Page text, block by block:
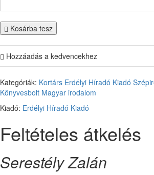
Kosárba tesz
Hozzáadás a kedvencekhez
Kategóriák: Kortárs Erdélyi Híradó Kiadó
Könyvesbolt Magyar irodalom
Kiadó: Erdélyi Híradó Kiadó
Feltételes átkelés
Serestély Zalán